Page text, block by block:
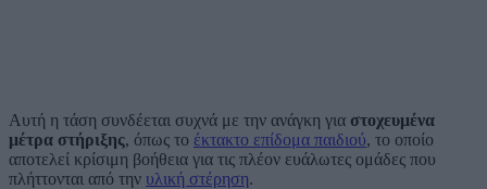
Αυτή η τάση συνδέεται συχνά με την ανάγκη για στοχευμένα
μέτρα στήριξης, όπως το έκτακτο επίδομα παιδιού, το οποίο
αποτελεί κρίσιμη βοήθεια για τις πλέον ευάλωτες ομάδες που
πλήττονται από την υλική στέρηση.